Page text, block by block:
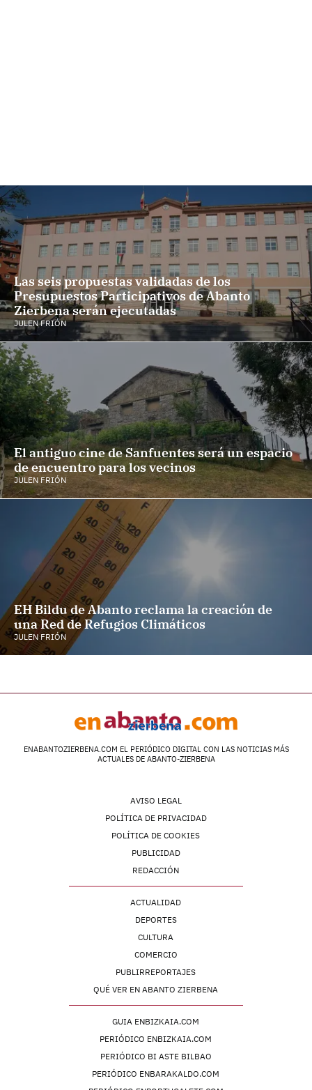
Las seis propuestas validadas de los
Presupuestos Participativos de Abanto
Zierbena serán ejecutadas
JULEN FRIÓN
El antiguo cine de Sanfuentes será un espacio
de encuentro para los vecinos
JULEN FRIÓN
EH Bildu de Abanto reclama la creación de
una Red de Refugios Climáticos
JULEN FRIÓN
ENABANTOZIERBENA.COM EL PERIÓDICO DIGITAL CON LAS NOTICIAS MÁS
ACTUALES DE ABANTO-ZIERBENA
AVISO LEGAL
POLÍTICA DE PRIVACIDAD
POLÍTICA DE COOKIES
PUBLICIDAD
REDACCIÓN
ACTUALIDAD
DEPORTES
CULTURA
COMERCIO
PUBLIRREPORTAJES
QUÉ VER EN ABANTO ZIERBENA
GUIA ENBIZKAIA.COM
PERIÓDICO ENBIZKAIA.COM
PERIÓDICO BI ASTE BILBAO
PERIÓDICO ENBARAKALDO.COM